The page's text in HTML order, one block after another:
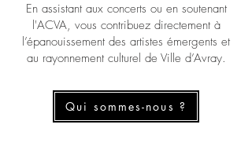
En assistant aux concerts ou en soutenant
l'ACVA, vous contribuez directement à
l’épanouissement des artistes émergents et
au rayonnement culturel de Ville d’Avray.
Qui sommes-nous ?